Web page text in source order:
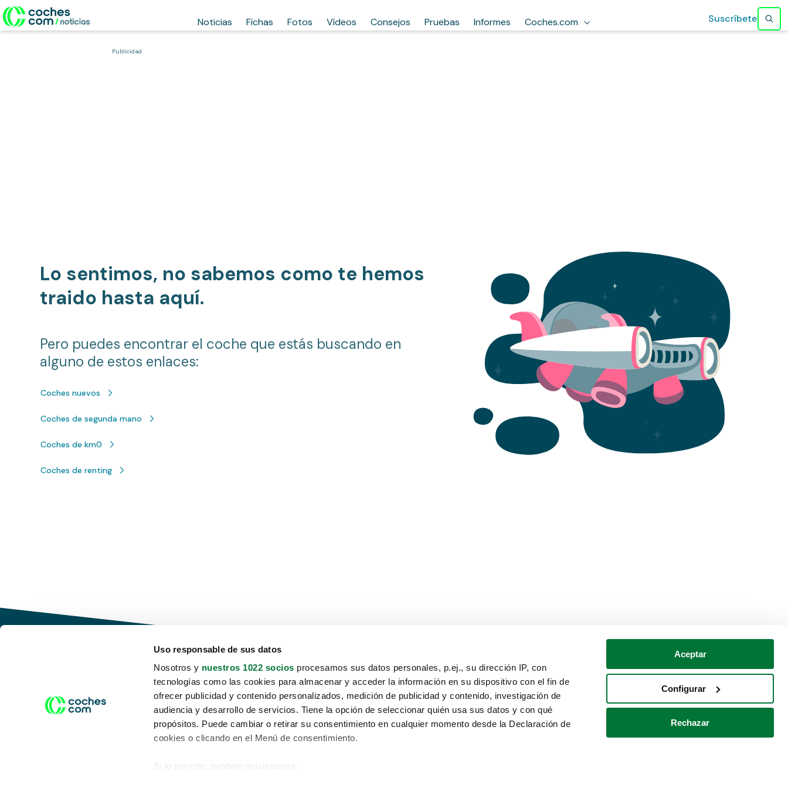
Uso responsable de sus datos
Nosotros y nuestros 1022 socios procesamos sus datos personales, p.ej., su dirección IP, con
tecnologías como las cookies para almacenar y acceder la información en su dispositivo con el fin de
ofrecer publicidad y contenido personalizados, medición de publicidad y contenido, investigación de
audiencia y desarrollo de servicios. Tiene la opción de seleccionar quién usa sus datos y con qué
propósitos. Puede cambiar o retirar su consentimiento en cualquier momento desde la Declaración de
cookies o clicando en el Menú de consentimiento.
Si lo permite, también quisiéramos:
Aceptar
Configurar
Rechazar
Noticias Fichas Fotos Vídeos Consejos Pruebas Informes Coches.com Suscríbete
Publicidad
Lo sentimos, no sabemos como te hemos
traido hasta aquí.
Pero puedes encontrar el coche que estás buscando en
alguno de estos enlaces:
Coches nuevos
Coches de segunda mano
Coches de km0
Coches de renting
Conduce tu futuro,
desata tu movilidad